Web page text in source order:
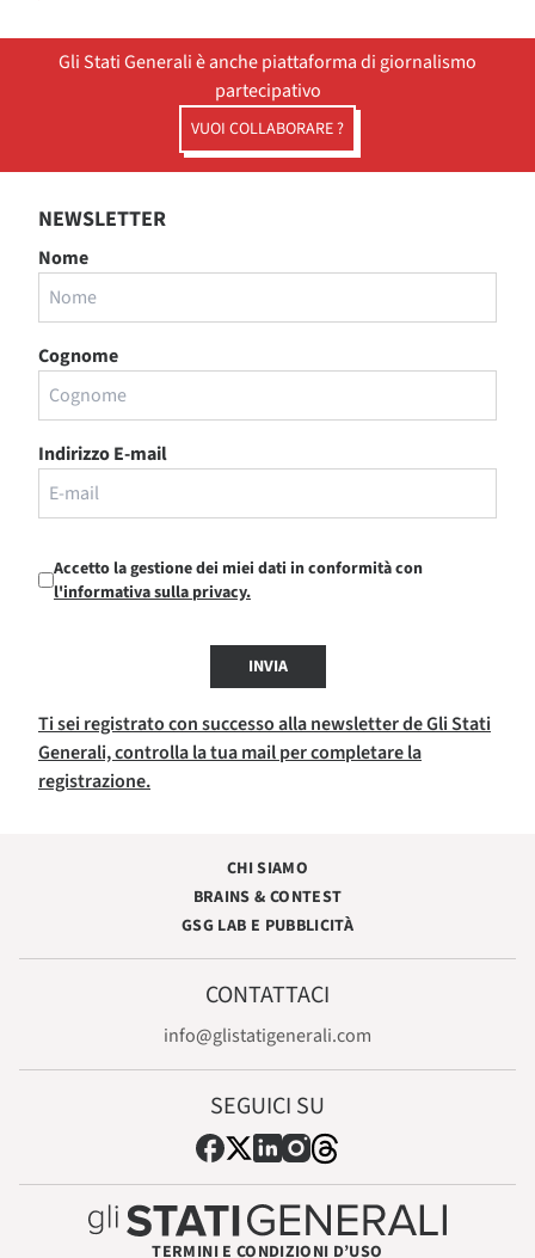
Gli Stati Generali è anche piattaforma di giornalismo
partecipativo
VUOI COLLABORARE ?
NEWSLETTER
Nome
Cognome
Indirizzo E-mail
Accetto la gestione dei miei dati in conformità con
l'informativa sulla privacy.
INVIA
Ti sei registrato con successo alla newsletter de Gli Stati
Generali, controlla la tua mail per completare la
registrazione.
CHI SIAMO
BRAINS & CONTEST
GSG LAB E PUBBLICITÀ
CONTATTACI
info@glistatigenerali.com
SEGUICI SU
TERMINI E CONDIZIONI D’USO